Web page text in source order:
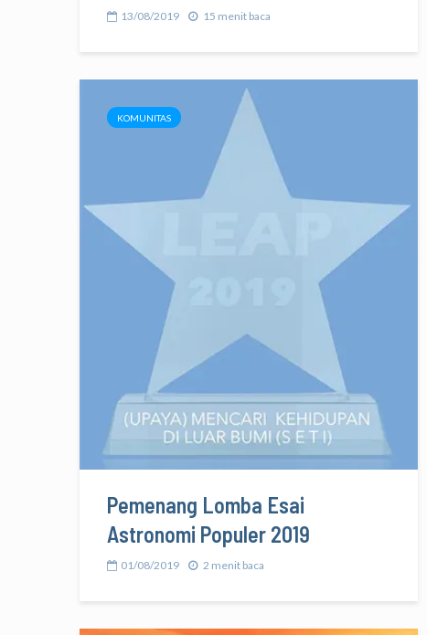
13/08/2019 15 menit baca
KOMUNITAS
Pemenang Lomba Esai
Astronomi Populer 2019
01/08/2019 2 menit baca